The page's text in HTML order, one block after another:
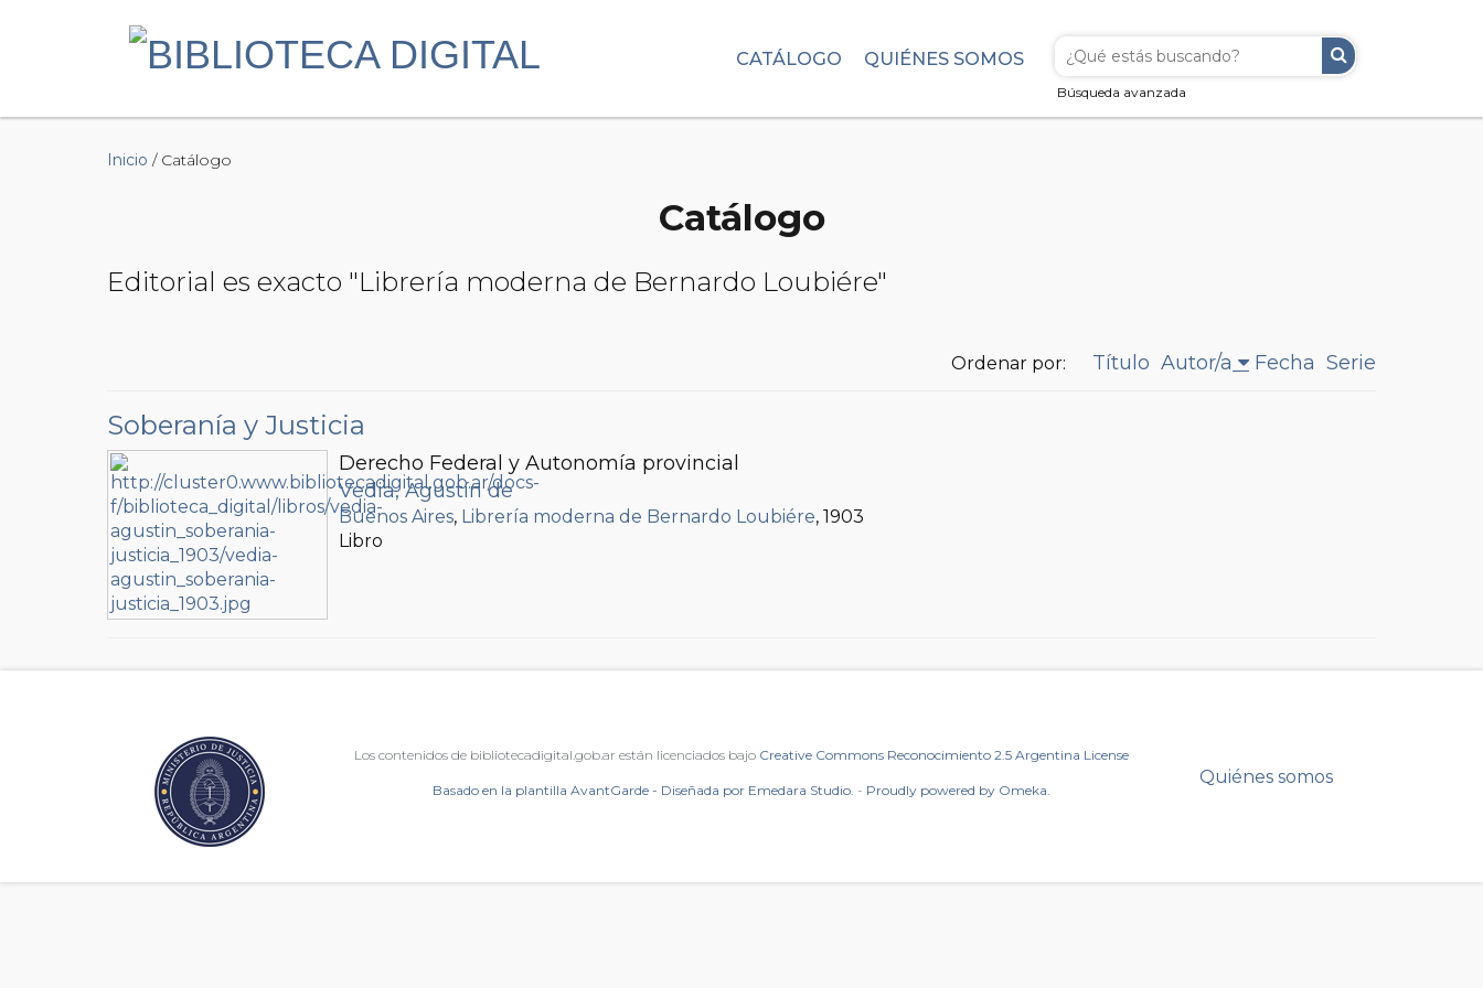
Búsqueda avanzada
CATÁLOGO QUIÉNES SOMOS
Inicio / Catálogo
Catálogo
Editorial es exacto "Librería moderna de Bernardo Loubiére"
Ordenar por: Título Autor/a Fecha Serie
Soberanía y Justicia
Derecho Federal y Autonomía provincial
Vedia, Agustín de
Buenos Aires, Librería moderna de Bernardo Loubiére, 1903
Libro
Los contenidos de bibliotecadigital.gob.ar están licenciados bajo Creative Commons Reconocimiento 2.5 Argentina License
Basado en la plantilla AvantGarde - Diseñada por Emedara Studio. - Proudly powered by Omeka.
Quiénes somos